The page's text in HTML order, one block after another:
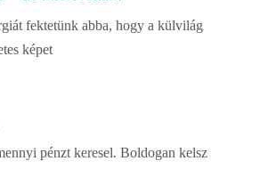
fektetünk abba, hogy a külvilág
képet
pénzt keresel. Boldogan kelsz